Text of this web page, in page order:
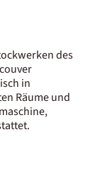
des
in
Räume und